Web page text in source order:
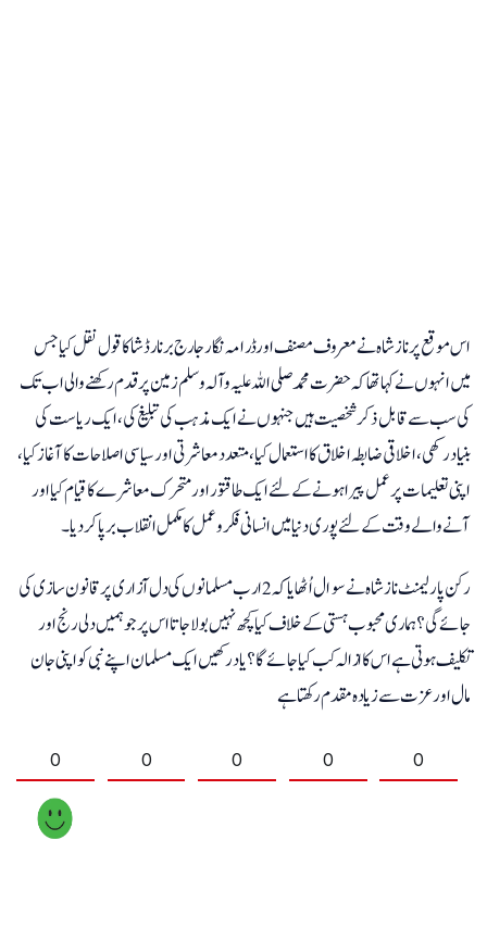
اس موقع پر ناز شاہ نے معروف مصنف اور ڈرامہ نگار جارج برنارڈ شا کا قول نقل کیا جس
میں انہوں نے کہا تھا کہ حضرت محمد صلی اللہ علیہ وآلہ وسلم زمین پر قدم رکھنے والی اب تک
کی سب سے قابل ذکر شخصیت ہیں جنہوں نے ایک مذہب کی تبلیغ کی، ایک ریاست کی
بنیاد رکھی، اخلاقی ضابطہ اخلاق کا استعمال کیا، متعدد معاشرتی اور سیاسی اصلاحات کا آغاز کیا،
اپنی تعلیمات پر عمل پیرا ہونے کے لئے ایک طاقتور اور متحرک معاشرے کا قیام کیا اور
آنے والے وقت کے لئے پوری دنیا میں انسانی فکر و عمل کا مکمل انقلاب برپا کردیا۔
رکن پارلیمنٹ ناز شاہ نے سوال اُٹھایا کہ 2 ارب مسلمانوں کی دل آزاری پر قانون سازی کی
جائے گی؟ ہماری محبوب ہستی کے خلاف کیا کچھ نہیں بولا جاتا اس پر جو ہمیں دلی رنج اور
تکلیف ہوتی ہے اس کا ازالہ کب کیا جائے گا؟ یاد رکھیں ایک مسلمان اپنے نبی کو اپنی جان
مال اور عزت سے زیادہ مقدم رکھتا ہے
0 0 0 0 0